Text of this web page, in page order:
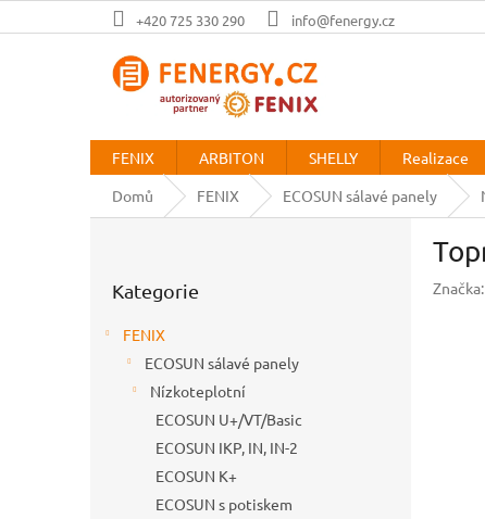
na
+420 725 330 290 info@fenergy.cz
FENIX ARBITON SHELLY Realizace
Domů
FENIX ECOSUN sálavé panely
kategorie
Kategorie
FENIX
ECOSUN sálavé panely
Nízkoteplotní
ECOSUN U+/VT/Basic
ECOSUN IKP, IN, IN-2
ECOSUN K+
ECOSUN s potiskem
Značka: